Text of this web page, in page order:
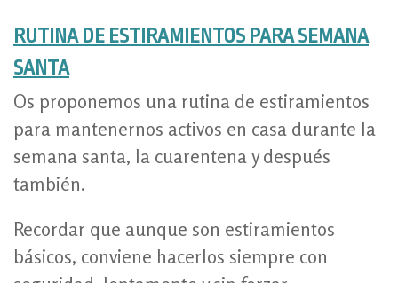
RUTINA DE ESTIRAMIENTOS PARA SEMANA
SANTA
Os proponemos una rutina de estiramientos
para mantenernos activos en casa durante la
semana santa, la cuarentena y después
también.
Recordar que aunque son estiramientos
básicos, conviene hacerlos siempre con